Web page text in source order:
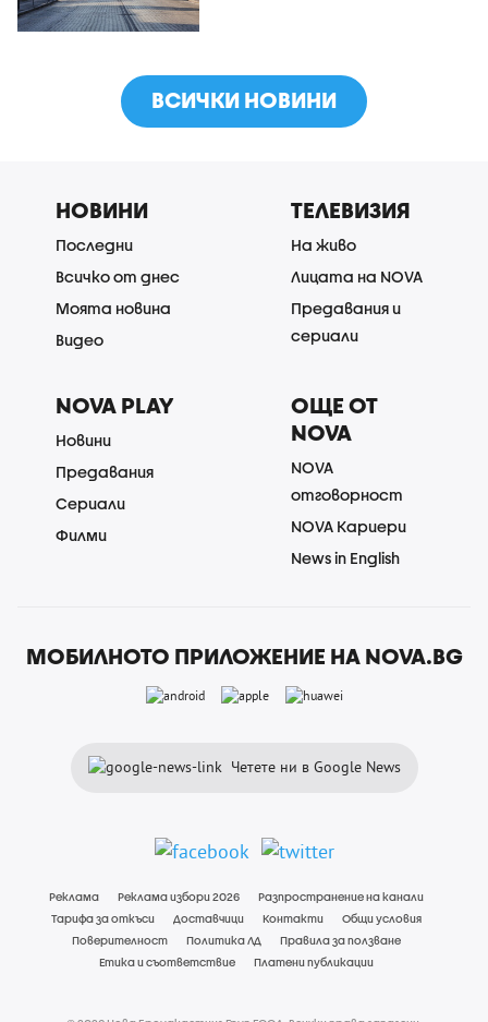
ВСИЧКИ НОВИНИ
НОВИНИ
Последни
Всичко от днес
Моята новина
Видео
ТЕЛЕВИЗИЯ
На живо
Лицата на NOVA
Предавания и
сериали
NOVA PLAY
Новини
Предавания
Сериали
Филми
ОЩЕ ОТ
NOVA
NOVA
отговорност
NOVA Кариери
News in English
МОБИЛНОТО ПРИЛОЖЕНИЕ НА NOVA.BG
Четете ни в Google News
Реклама Реклама избори 2026
Разпространение на канали
Тарифа за откъси
Доставчици Контакти
Общи условия
Поверителност
Политика ЛД
Правила за ползване
Етика и съответствие
Платени публикации